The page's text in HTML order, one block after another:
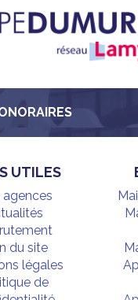
UTILES
agences
du site
légales
de